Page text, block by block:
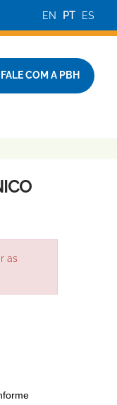
EN PT ES
FALE COM A PBH
as